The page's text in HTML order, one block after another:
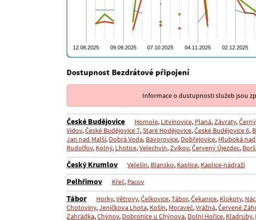
Dostupnost Bezdrátové připojení
Informace o dustupnosti služeb jsou
České Budějovice Homole, Litvínovice, Planá,Závraty,
Vidov,České Budějovice 7,Staré Hodějovice,České Budějovice 6,
Jan nad Malší, Dobrá Voda, Bavorovice, Dobřejovice, Hluboká
Rudolfov, Kolný, Lhotice,Velechvín,Zvíkov,Červený Újezdec,
Český Krumlov Velešín, Blansko, Kaplice, Kaplice-nádraží
Pelhřimov Křeč, Pacov
Tábor Horky,Větrovy,Čelkovice,Tábor,Čekanice, Klokoty,
Chotoviny,Jeníčkova Lhota, Košín, Moraveč,Vrážná,Červené
Zahrádka,Chýnov, Dobronice u Chýnova, Dolní Hořice, Kladruby,